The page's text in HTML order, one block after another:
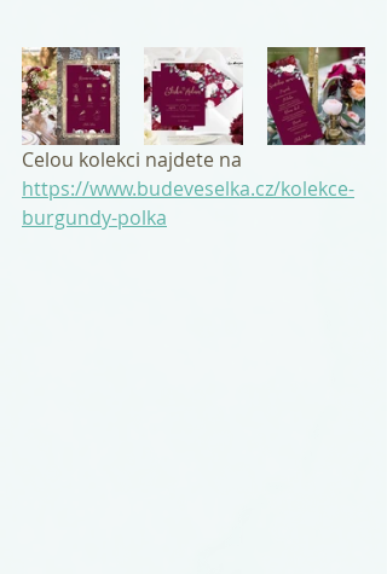
Celou kolekci najdete na
https://www.budeveselka.cz/kolekce-
burgundy-polka